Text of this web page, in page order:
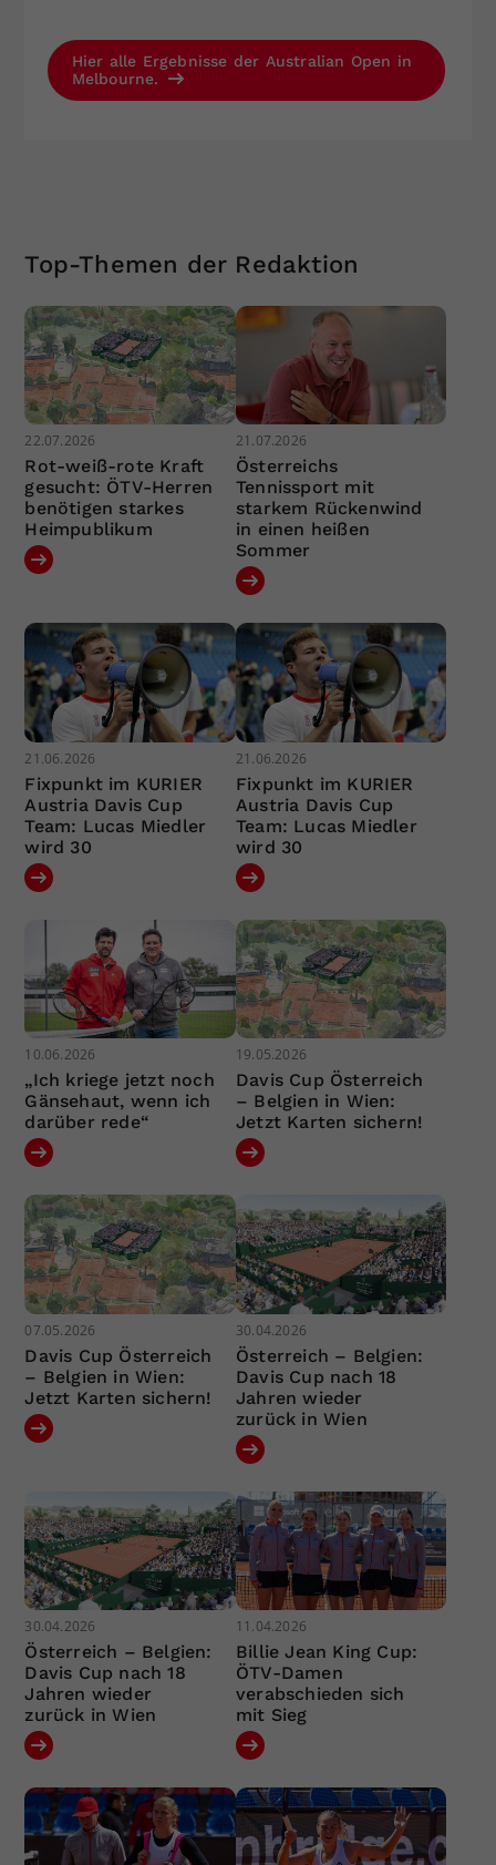
Hier alle Ergebnisse der Australian Open in
Melbourne.
Top-Themen der Redaktion
22.07.2026
Rot-weiß-rote Kraft
gesucht: ÖTV-Herren
benötigen starkes
Heimpublikum
21.07.2026
Österreichs
Tennissport mit
starkem Rückenwind
in einen heißen
Sommer
21.06.2026
Fixpunkt im KURIER
Austria Davis Cup
Team: Lucas Miedler
wird 30
21.06.2026
Fixpunkt im KURIER
Austria Davis Cup
Team: Lucas Miedler
wird 30
10.06.2026
„Ich kriege jetzt noch
Gänsehaut, wenn ich
darüber rede“
19.05.2026
Davis Cup Österreich
– Belgien in Wien:
Jetzt Karten sichern!
07.05.2026
Davis Cup Österreich
– Belgien in Wien:
Jetzt Karten sichern!
30.04.2026
Österreich – Belgien:
Davis Cup nach 18
Jahren wieder
zurück in Wien
30.04.2026
Österreich – Belgien:
Davis Cup nach 18
Jahren wieder
zurück in Wien
11.04.2026
Billie Jean King Cup:
ÖTV-Damen
verabschieden sich
mit Sieg